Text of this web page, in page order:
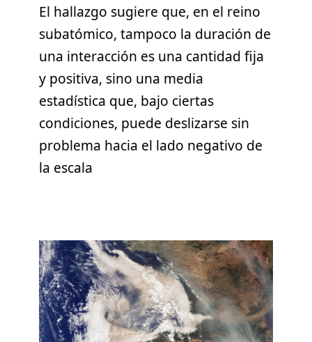
El hallazgo sugiere que, en el reino
subatómico, tampoco la duración de
una interacción es una cantidad fija
y positiva, sino una media
estadística que, bajo ciertas
condiciones, puede deslizarse sin
problema hacia el lado negativo de
la escala